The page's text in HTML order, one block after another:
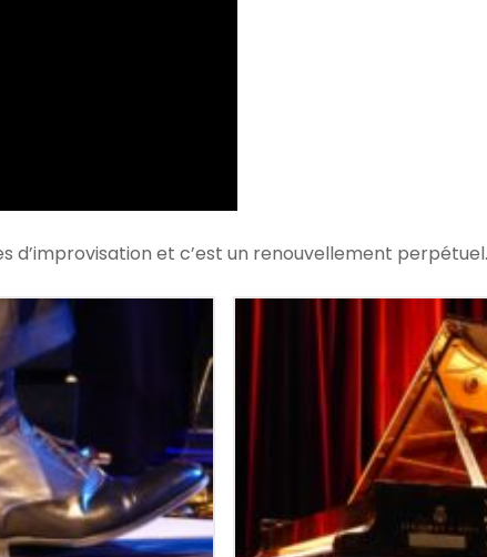
d’improvisation et c’est un renouvellement perpétuel.